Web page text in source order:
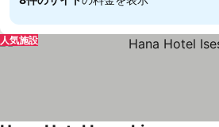
人気施設